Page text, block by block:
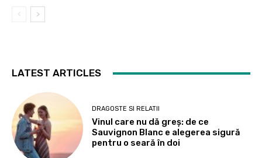
LATEST ARTICLES
DRAGOSTE SI RELATII
Vinul care nu dă greș: de ce
Sauvignon Blanc e alegerea sigură
pentru o seară în doi